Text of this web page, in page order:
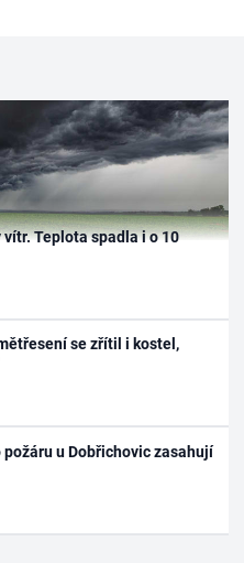
vítr. Teplota spadla i o 10
se zřítil i kostel,
u Dobřichovic zasahují